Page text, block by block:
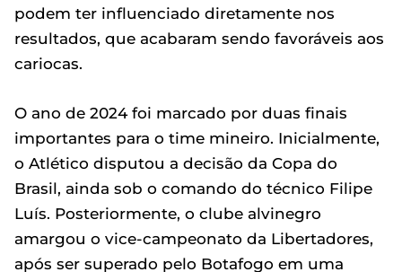
podem ter influenciado diretamente nos
resultados, que acabaram sendo favoráveis aos
cariocas.
O ano de 2024 foi marcado por duas finais
importantes para o time mineiro. Inicialmente,
o Atlético disputou a decisão da Copa do
Brasil, ainda sob o comando do técnico Filipe
Luís. Posteriormente, o clube alvinegro
amargou o vice-campeonato da Libertadores,
após ser superado pelo Botafogo em uma